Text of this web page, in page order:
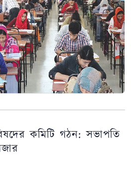
কমিটি গঠন: সভাপতি